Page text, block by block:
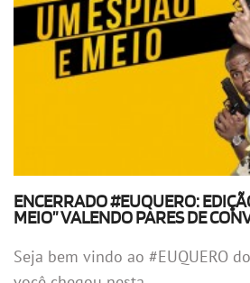
ENCERRADO #EUQUERO:
MEIO” VALENDO PARES DE
Seja bem vindo ao #EUQUERO